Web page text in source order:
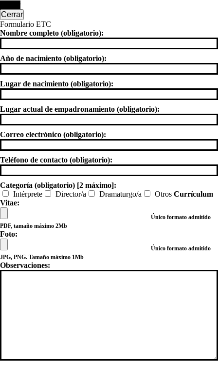
Cerrar
Formulario ETC
Nombre completo (obligatorio):
Año de nacimiento (obligatorio):
Lugar de nacimiento (obligatorio):
Lugar actual de empadronamiento (obligatorio):
Correo electrónico (obligatorio):
Teléfono de contacto (obligatorio):
Categoría (obligatorio) [2 máximo]:
Intérprete
Director/a Dramaturgo/a Otros Currículum
Vitae:
Único formato admitido
PDF, tamaño máximo 2Mb
Foto:
Único formato admitido
JPG, PNG. Tamaño máximo 1Mb
Observaciones: